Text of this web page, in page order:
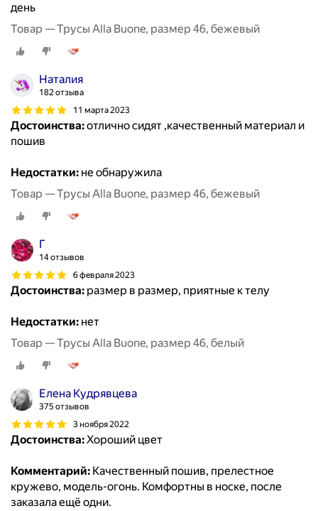
день
Товар — Трусы Alla Buone, размер 46, бежевый
Наталия
182 отзыва
11 марта 2023
Достоинства:отлично сидят ,качественный материал и
пошив
Недостатки: не обнаружила
Товар — Трусы Alla Buone, размер 46, бежевый
Г
14 отзывов
6 февраля 2023
Достоинства: размер в размер, приятные к телу
Недостатки: нет
Товар — Трусы Alla Buone, размер 46, белый
Елена Кудрявцева
375 отзывов
3 ноября 2022
Достоинства:Хороший цвет
Комментарий: Качественный пошив, прелестное
кружево, модель-огонь. Комфортны в носке, после
заказала ещё одни.